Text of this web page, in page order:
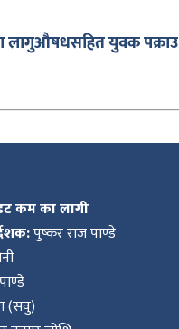
लागुऔषधसहित युवक पक्राउ
कम का लागी
पुष्कर राज पाण्डे
(सवु)